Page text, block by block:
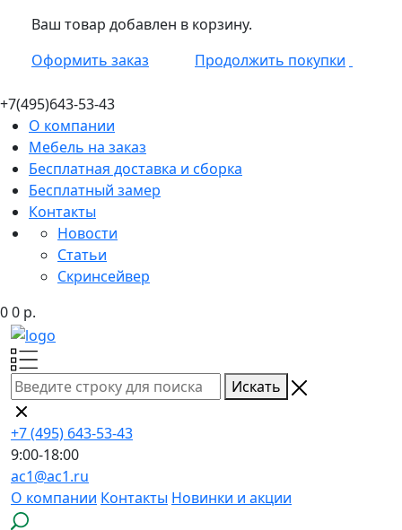
Ваш товар добавлен в корзину.
Оформить заказ
Продолжить покупки
+7(495)643-53-43
О компании
Мебель на заказ
Бесплатная доставка и сборка
Бесплатный замер
Контакты
Новости
Статьи
Скринсейвер
00 р.
Искать
+7 (495) 643-53-43
9:00-18:00
ac1@ac1.ru
О компании Контакты Новинки и акции